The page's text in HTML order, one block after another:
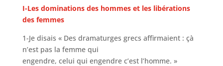
I-Les dominations des hommes et les libérations
des femmes
1-Je disais « Des dramaturges grecs affirmaient : çà
n’est pas la femme qui
engendre, celui qui engendre c’est l’homme. »